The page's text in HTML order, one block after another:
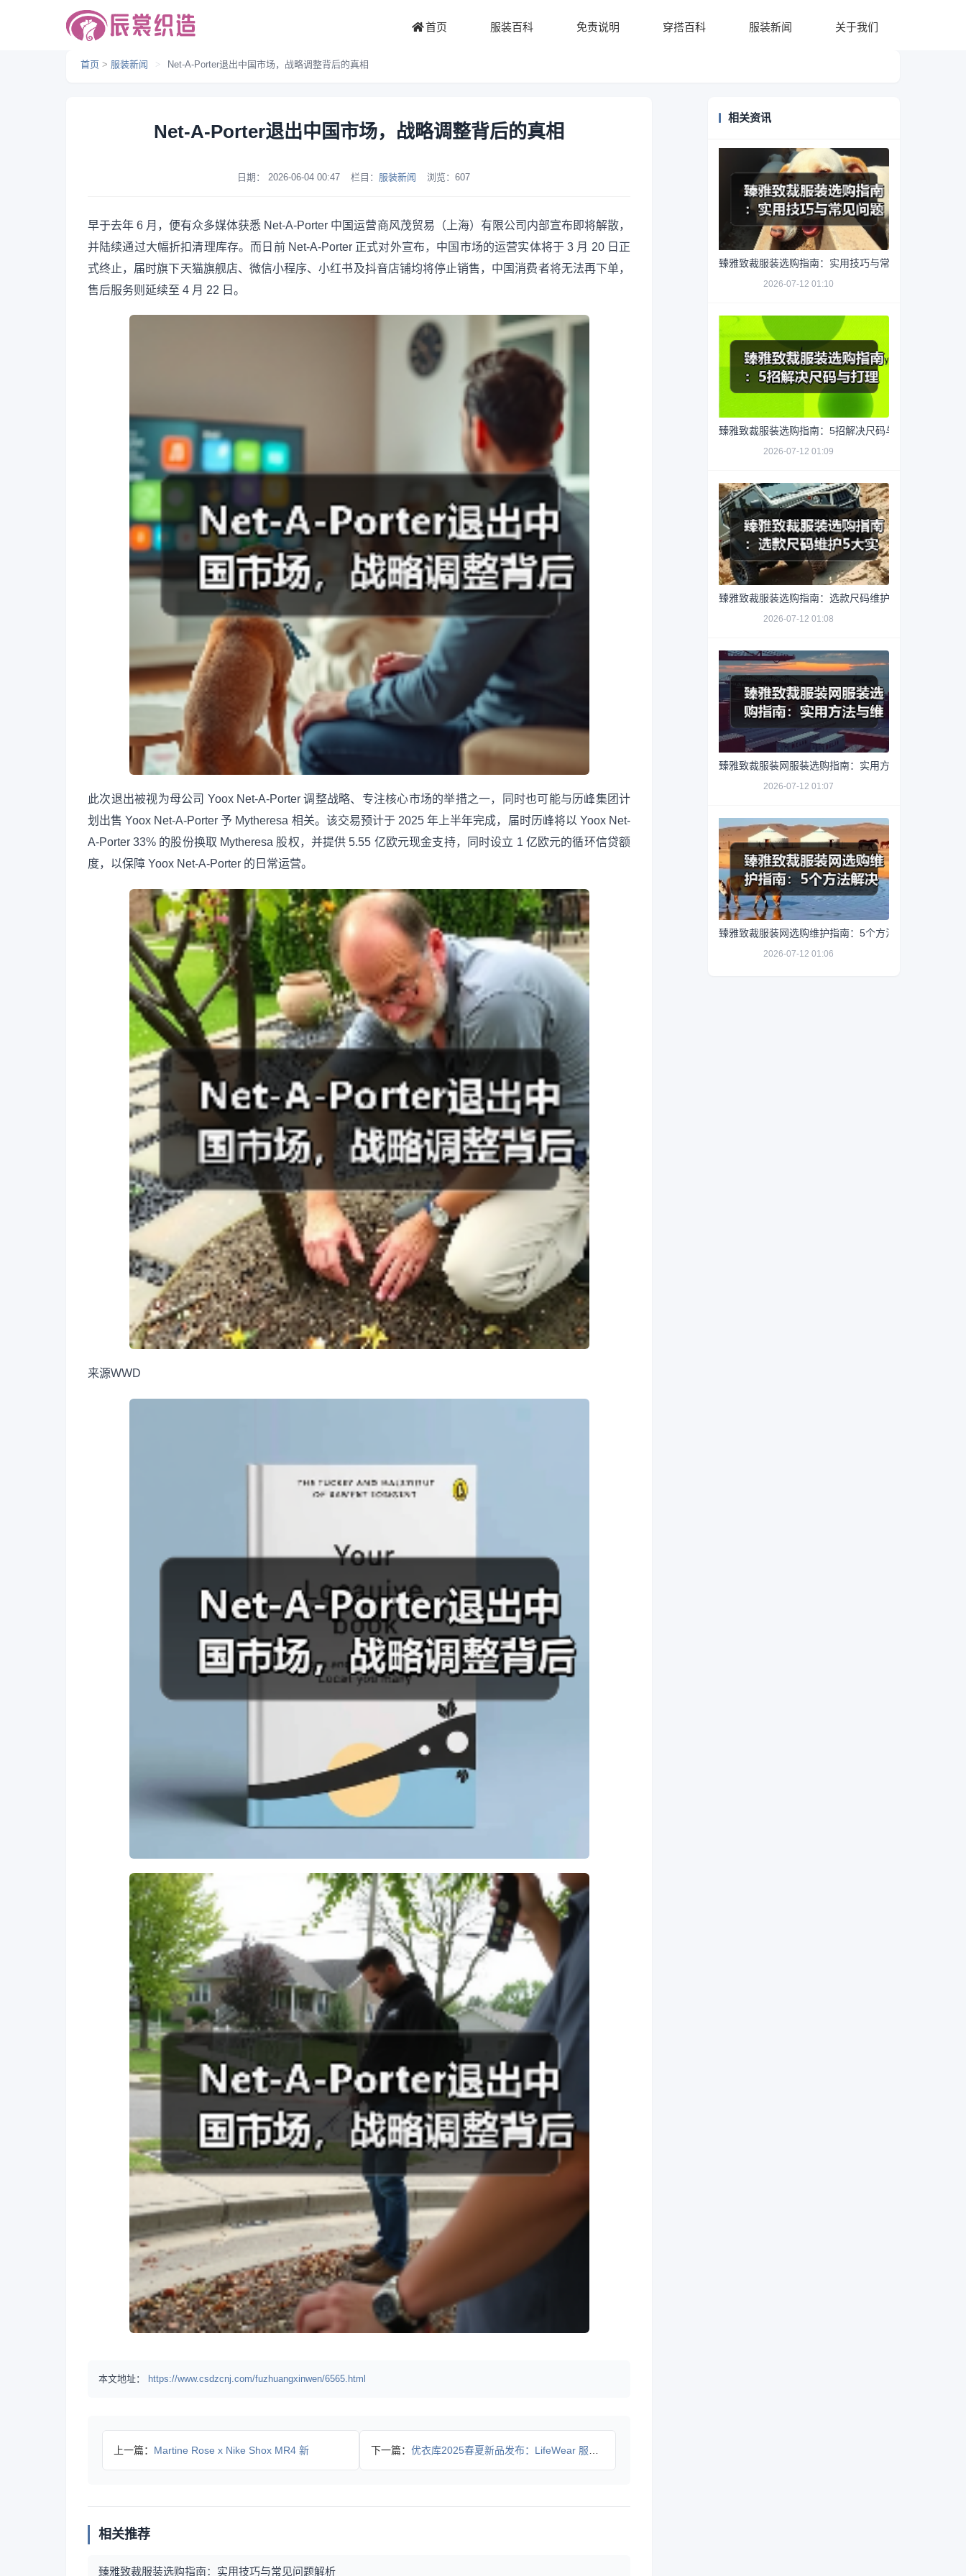
首页 服装百科 免责说明 穿搭百科 服装新闻 关于我们
首页 > 服装新闻 > Net-A-Porter退出中国市场，战略调整背后的真相
Net-A-Porter退出中国市场，战略调整背后的真相
日期： 2026-06-04 00:47 栏目： 服装新闻 浏览： 607
早于去年 6 月，便有众多媒体获悉 Net-A-Porter 中国运营商风茂贸易（上海）有限公司内部宣布即将解散，
并陆续通过大幅折扣清理库存。而日前 Net-A-Porter 正式对外宣布，中国市场的运营实体将于 3 月 20 日正
式终止，届时旗下天猫旗舰店、微信小程序、小红书及抖音店铺均将停止销售，中国消费者将无法再下单，
售后服务则延续至 4 月 22 日。
此次退出被视为母公司 Yoox Net-A-Porter 调整战略、专注核心市场的举措之一，同时也可能与历峰集团计
划出售 Yoox Net-A-Porter 予 Mytheresa 相关。该交易预计于 2025 年上半年完成，届时历峰将以 Yoox Net-
A-Porter 33% 的股份换取 Mytheresa 股权，并提供 5.55 亿欧元现金支持，同时设立 1 亿欧元的循环信贷额
度，以保障 Yoox Net-A-Porter 的日常运营。
来源WWD
本文地址： https://www.csdzcnj.com/fuzhuangxinwen/6565.html
上一篇： Martine Rose x Nike Shox MR4 新 下一篇： 优衣库2025春夏新品发布：LifeWear 服适人生品牌册
相关推荐
臻雅致裁服装选购指南：实用技巧与常见问题解析
相关资讯
臻雅致裁服装选购指南：实用技巧与常见问题解析
2026-07-12 01:10
臻雅致裁服装选购指南：5招解决尺码与打理难题
2026-07-12 01:09
臻雅致裁服装选购指南：选款尺码维护5大实用方法
2026-07-12 01:08
臻雅致裁服装网服装选购指南：实用方法与维护技巧
2026-07-12 01:07
臻雅致裁服装网选购维护指南：5个方法解决网购踩坑
2026-07-12 01:06